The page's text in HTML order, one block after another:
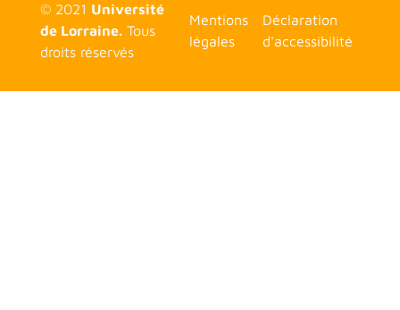
© 2021 Université
de Lorraine.Tous
droits réservés
<none>
Mentions
légales
Déclaration
d'accessibilité